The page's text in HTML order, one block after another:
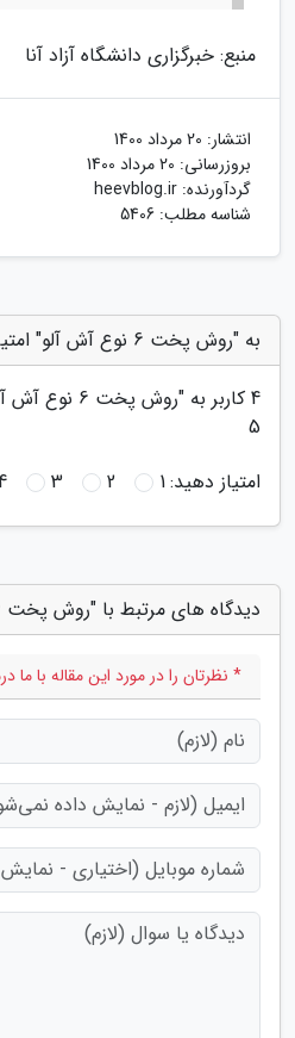
منبع: خبرگزاری دانشگاه آزاد آنا
انتشار: 20 مرداد 1400
بروزرسانی: 20 مرداد 1400
گردآورنده: heevblog.ir
شناسه مطلب: 5406
به "روش پخت 6 نوع آش آلو" امتیاز دهید
4 کاربر به "روش پخت 6 نوع آش آلو
5
امتیاز دهید:1
2
3
دیدگاه های مرتبط با "روش پخت 6 نوع آش آلو"
* نظرتان را در مورد این مقاله با ما